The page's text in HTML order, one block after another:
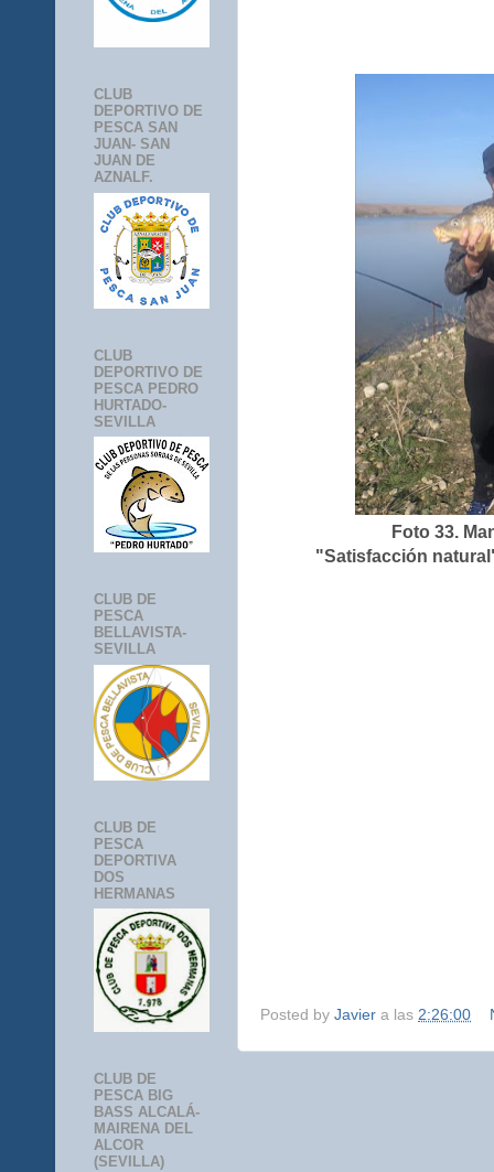
Foto 33.
"Satisfacción
Posted by Javier a las 2:26:00
CLUB
DEPORTIVO DE
PESCA SAN
JUAN- SAN
JUAN DE
AZNALF.
CLUB
DEPORTIVO DE
PESCA PEDRO
HURTADO-
SEVILLA
CLUB DE
PESCA
BELLAVISTA-
SEVILLA
CLUB DE
PESCA
DEPORTIVA
DOS
HERMANAS
CLUB DE
PESCA BIG
BASS ALCALÁ-
MAIRENA DEL
ALCOR
(SEVILLA)